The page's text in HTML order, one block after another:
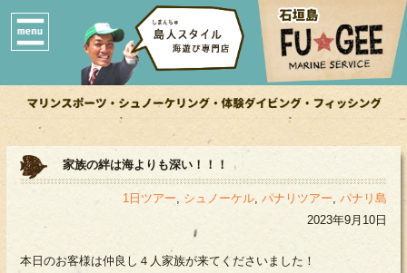
家族の絆は海よりも深い！！！
1日ツアー, シュノーケル, パナリツアー, パナリ島
2023年9月10日
本日のお客様は仲良し４人家族が来てくださいました！